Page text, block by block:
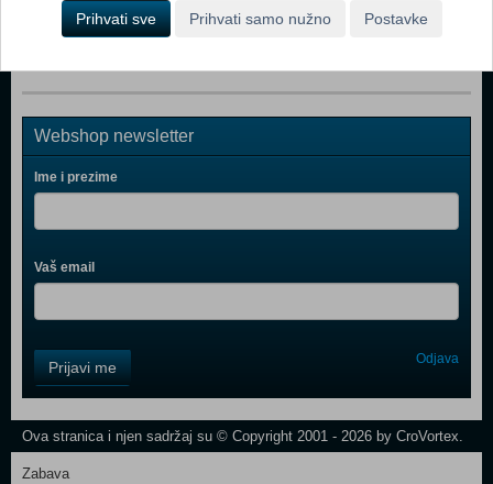
Mumija (The Mummy Blu-Ray)
Webshop newsletter
Ime i prezime
Vaš email
Field
One
Prijavi me Odjava
Ova stranica i njen sadržaj su © Copyright 2001 - 2026 by CroVortex.
Zabava
Prihvati sve Prihvati samo nužno Postavke